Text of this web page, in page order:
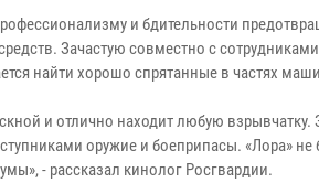
и бдительности
Зачастую совместно с
найти хорошо спрятанные в частях
и отлично находит любую взрывчатку.
оружие и боеприпасы. «Лора»
- рассказал кинолог Росгвардии.